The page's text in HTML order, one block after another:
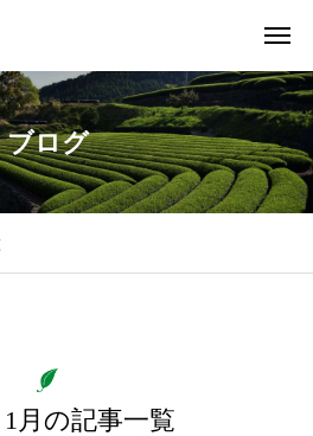
ブログ
1月の記事一覧